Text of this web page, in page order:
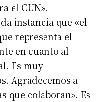
el CUN».
instancia que «el
representa el
en cuanto al
Es muy
Agradecemos a
que colaboran». Es